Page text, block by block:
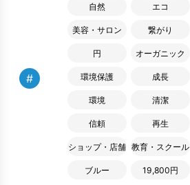
#
自然 エコ
美容・サロン 繋がり
円 オーガニック
環境保護 成長
環境 清潔
信頼 再生
ショップ・店舗 教育・スクール
ブルー 19,800円